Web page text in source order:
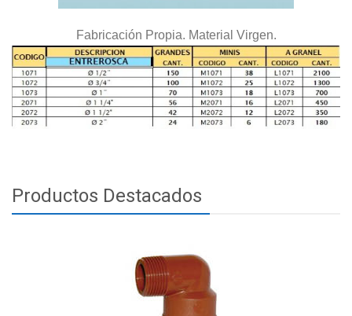
Fabricación Propia. Material Virgen.
Productos Destacados